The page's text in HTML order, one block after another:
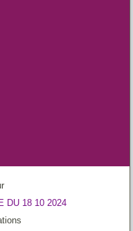
DU 18 10 2024